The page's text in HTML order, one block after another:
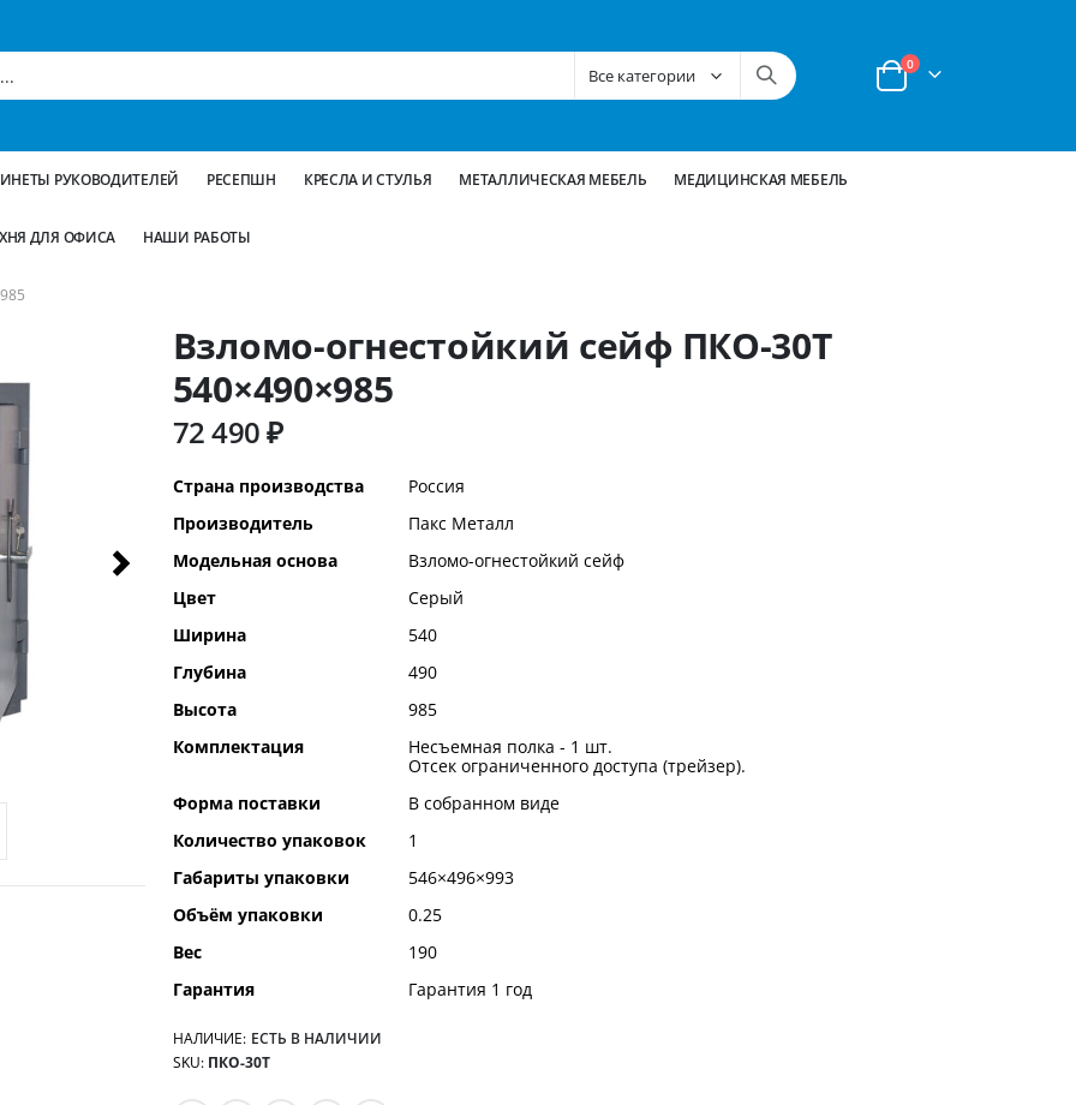
Корзина
0позиции
РУКОВОДИТЕЛЕЙ РЕСЕПШН КРЕСЛА И СТУЛЬЯ МЕТАЛЛИЧЕСКАЯ МЕБЕЛЬ МЕДИЦИНСКАЯ МЕБЕЛЬ
ДЛЯ ОФИСА НАШИ РАБОТЫ
Взломо-огнестойкий сейф ПКО-30Т
540×490×985
72 490 ₽
Дополнительная
информация
Страна производства
Россия
Производитель
Пакс Металл
Модельная основа
Взломо-огнестойкий сейф
Цвет
Серый
Ширина
540
Глубина
490
Высота
985
Комплектация
Несъемная полка - 1 шт.
Отсек ограниченного доступа (трейзер).
Форма поставки
В собранном виде
Количество упаковок
1
Габариты упаковки
546×496×993
Объём упаковки
0.25
Вес
190
Гарантия
Гарантия 1 год
НАЛИЧИЕ: ЕСТЬ В НАЛИЧИИ
SKU ПКО-30Т